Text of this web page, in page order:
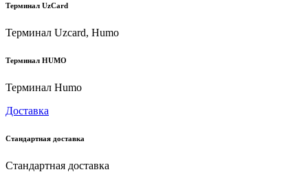
Терминал UzCard
Терминал Uzcard, Humo
Терминал HUMO
Терминал Humo
Доставка
Стандартная доставка
Стандартная доставка